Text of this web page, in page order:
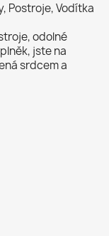
Postroje, Vodítka
odolné
jste na
srdcem a